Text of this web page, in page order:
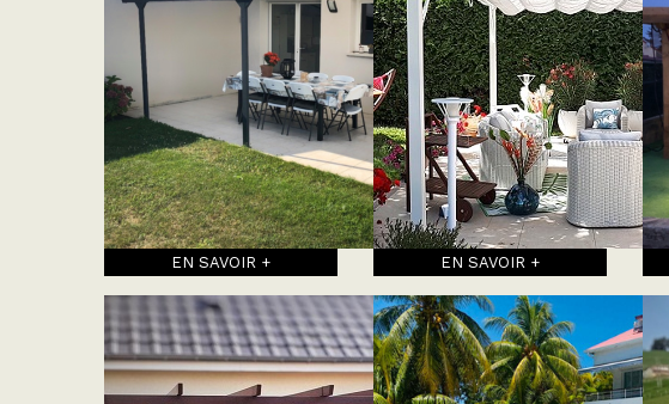
EN SAVOIR + EN SAVOIR +